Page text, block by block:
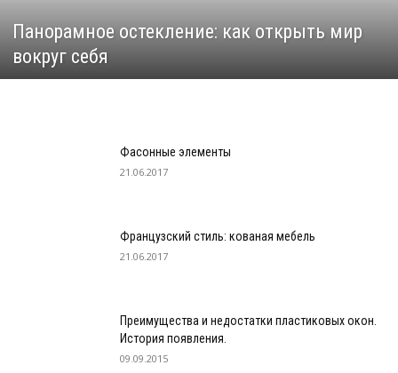
Панорамное остекление: как открыть мир
вокруг себя
Фасонные элементы
21.06.2017
Французский стиль: кованая мебель
21.06.2017
Преимущества и недостатки пластиковых окон.
История появления.
09.09.2015